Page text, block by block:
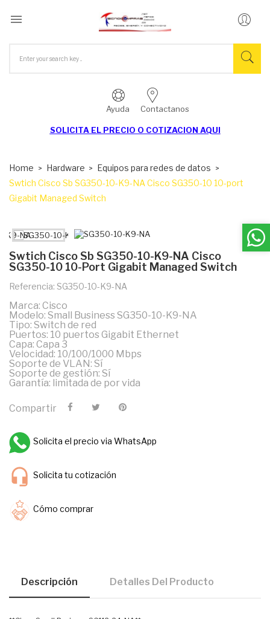

Ayuda Contactanos
SOLICITA EL PRECIO O COTIZACION AQUI
Home Hardware
Equipos para redes de datos
Swtich Cisco Sb SG350-10-K9-NA Cisco SG350-10 10-port
Gigabit Managed Switch
Swtich Cisco Sb SG350-10-K9-NA Cisco
SG350-10 10-Port Gigabit Managed Switch
Referencia: SG350-10-K9-NA
Marca: Cisco
Modelo: Small Business SG350-10-K9-NA
Tipo: Switch de red
Puertos: 10 puertos Gigabit Ethernet
Capa: Capa 3
Velocidad: 10/100/1000 Mbps
Soporte de VLAN: Sí
Soporte de gestión: Sí
Garantía: limitada de por vida
Compartir
Solicita el precio via WhatsApp
Solicita tu cotización
Cómo comprar
Descripción Detalles Del Producto